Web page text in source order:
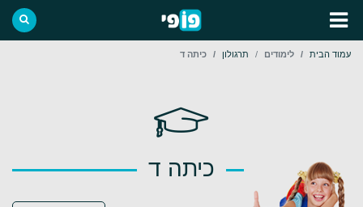
עמוד הבית לימודים תרגולון כיתה ד
כיתה ד